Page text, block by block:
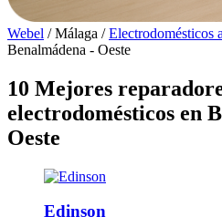
Webel / Málaga / Electrodomésticos
Benalmádena - Oeste
10 Mejores
electrodomésticos en
Oeste
Edinson